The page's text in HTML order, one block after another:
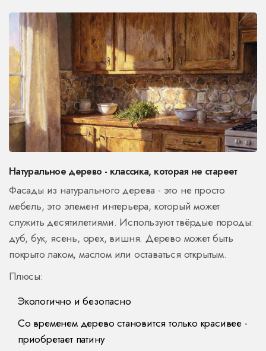
Натуральное дерево - классика, которая не стареет
Фасады из натурального дерева - это не просто
мебель, это элемент интерьера, который может
служить десятилетиями. Используют твёрдые породы:
дуб, бук, ясень, орех, вишня. Дерево может быть
покрыто лаком, маслом или оставаться открытым.
Плюсы:
Экологично и безопасно
Со временем дерево становится только красивее -
приобретает патину